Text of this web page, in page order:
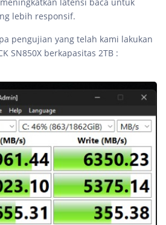
lebih responsif.
pengujian yang telah kami lakukan
SN850X berkapasitas 2TB :